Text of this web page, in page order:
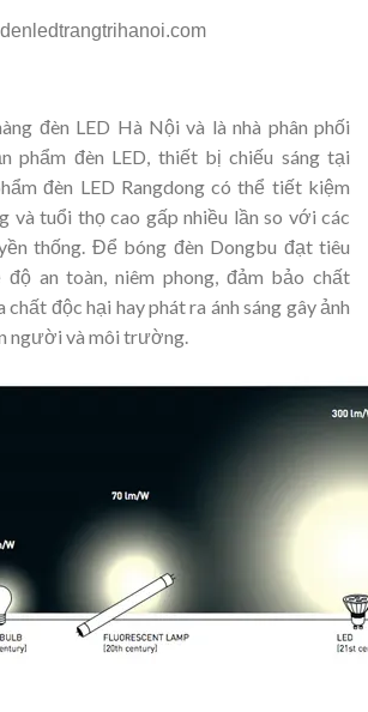
đèn LED Hà Nội và là nhà phân phối
phẩm đèn LED, thiết bị chiếu sáng tại
đèn LED Rangdong có thể tiết kiệm
và tuổi thọ cao gấp nhiều lần so với các
thống. Để bóng đèn Dongbu đạt tiêu
an toàn, niêm phong, đảm bảo chất
độc hại hay phát ra ánh sáng gây ảnh
người và môi trường.